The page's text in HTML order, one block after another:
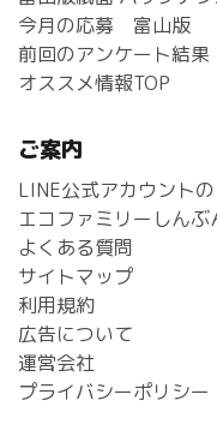
今月の応募 富山版
前回のアンケート結果
オススメ情報TOP
ご案内
LINE公式アカウント
エコファミリーしんぶ
よくある質問
サイトマップ
利用規約
広告について
運営会社
プライバシーポリシー